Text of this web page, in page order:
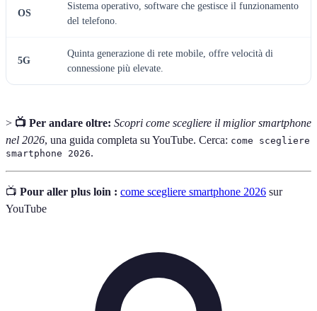
OS
Sistema operativo, software che gestisce il funzionamento
del telefono.
5G
Quinta generazione di rete mobile, offre velocità di
connessione più elevate.
> 📺 Per andare oltre: Scopri come scegliere il miglior smartphone
nel 2026, una guida completa su YouTube. Cerca: come scegliere
smartphone 2026.
📺 Pour aller plus loin : come scegliere smartphone 2026 sur
YouTube